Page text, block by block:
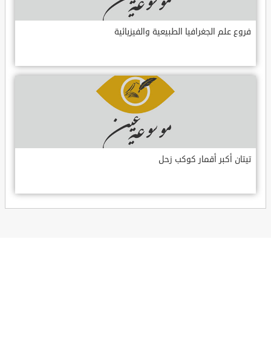
فروع علم الجغرافيا الطبيعية والفيزيائية
تيتان أكبر أقمار كوكب زحل